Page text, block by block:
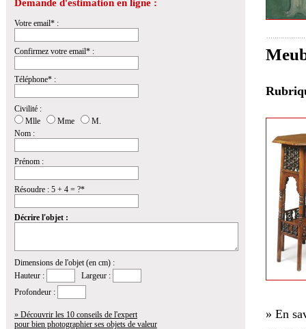
Demande d'estimation en ligne :
Votre email* :
Confirmez votre email* :
Téléphone* :
Civilité :
Mlle
Mme
M.
Nom :
Prénom :
Résoudre : 5 + 4 = ?*
Décrire l'objet :
Dimensions de l'objet (en cm) :
Hauteur :
Largeur :
Profondeur :
» Découvrir les 10 conseils de l'expert
pour bien photographier ses objets de valeur
» En